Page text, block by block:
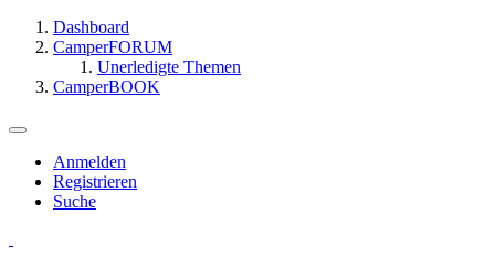
Dashboard
CamperFORUM
Unerledigte Themen
CamperBOOK
Anmelden
Registrieren
Suche